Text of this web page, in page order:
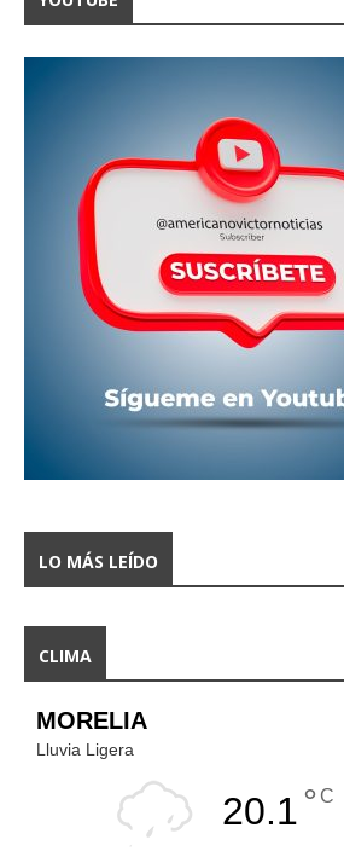
LO MÁS LEÍDO
CLIMA
MORELIA
Lluvia Ligera
20.1° C